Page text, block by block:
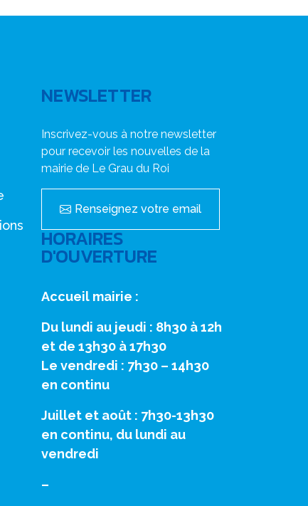
NEWSLETTER
Inscrivez-vous à notre newsletter
pour recevoir les nouvelles de la
mairie de Le Grau du Roi
Renseignez votre email
HORAIRES
D'OUVERTURE
Accueil mairie :
Du lundi au jeudi : 8h30 à 12h
et de 13h30 à 17h30
Le vendredi : 7h30 – 14h30
en continu
Juillet et août : 7h30-13h30
en continu, du lundi au
vendredi
–